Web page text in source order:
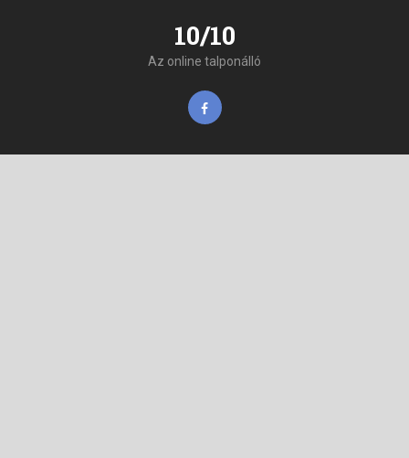
10/10
Az online talponálló